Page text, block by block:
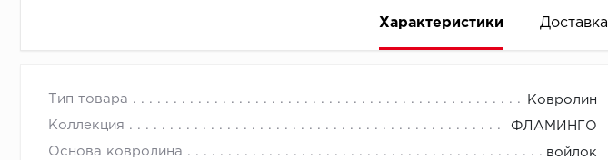
Характеристики Доставка
Тип товара Ковролин
Коллекция ФЛАМИНГО
Основа ковролина войлок